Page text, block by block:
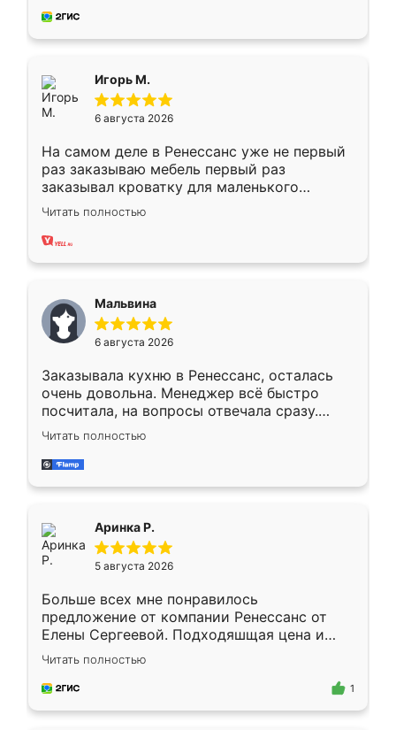
за день, ребята работали аккуратно, даже
Игорь М.
6 августа 2026
На самом деле в Ренессанс уже не первый
раз заказываю мебель первый раз
заказывал кроватку для маленького
ребёнка при его рождении ,во второй раз
заказал шкаф-купе. По качеству очень
хорошее сборка достаточно быстрая,
меньше, здесь же он более разнообразный.
Мне нравится ,если что-то потребуется из
мебели буду заказывать только здесь.
Читать полностью
Мальвина
6 августа 2026
Заказывала кухню в Ренессанс, осталась
очень довольна. Менеджер всё быстро
посчитала, на вопросы отвечала сразу.
Замерщик приехал в субботу, подошёл к
делу со всей ответственностью. Собрали
за день, ребята работали аккуратно, даже
Читать полностью
Аринка Р.
5 августа 2026
Больше всех мне понравилось
предложение от компании Ренессанс от
Елены Сергеевой. Подходяшщая цена и
короткие сроки изготовления. Приехавший
для замера сотрудник Владислав
предложил по моему эскизу самый
Читать полностью
1